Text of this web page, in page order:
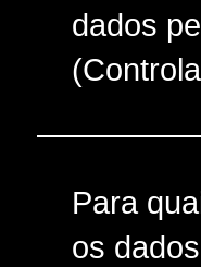
dados
Para
os